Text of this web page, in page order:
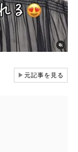
▶元記事を見る